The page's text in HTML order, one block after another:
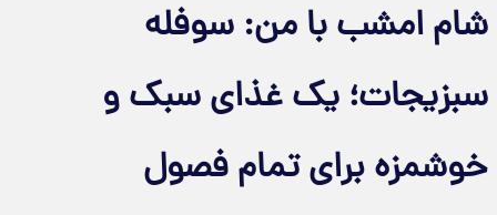
شام امشب با من: سوفله
سبزیجات؛ یک غذای سبک و
خوشمزه برای تمام فصول